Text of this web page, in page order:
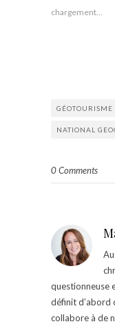
chargement…
GÉOTOURISME
NATIONAL
0 Comments
questionneuse
définit d’abord
collabore à de